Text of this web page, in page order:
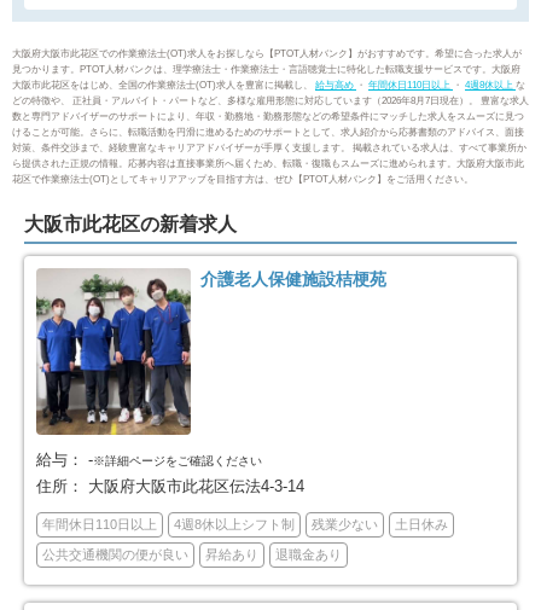
大阪市浪速区 33 大阪市西淀川区 27
大阪市東淀川区 60 大阪市東成区 45
大阪市生野区 49
大阪市城東区 大阪市阿倍野区
大阪市住吉区 48
大阪市西成区 38
大阪市鶴見区 28
大阪市平野区 49 大阪市北区 66
大阪市中央区 44 堺市全域
大阪府大阪市此花区での作業療法士(OT)求人をお探しなら【PTOT人材バンク】がおすすめです。希望に合った求人が
見つかります。PTOT人材バンクは、理学療法士・作業療法士・言語聴覚士に特化した転職支援サービスです。大阪府
大阪市此花区をはじめ、全国の作業療法士(OT)求人を豊富に掲載し、 給与高め ・ 年間休日110日以上 ・ 4週8休以上 な
どの特徴や、 正社員・アルバイト・パートなど、多様な雇用形態に対応しています（2026年8月7日現在）。 豊富な求人
数と専門アドバイザーのサポートにより、年収・勤務地・勤務形態などの希望条件にマッチした求人をスムーズに見つ
けることが可能。さらに、転職活動を円滑に進めるためのサポートとして、求人紹介から応募書類のアドバイス、面接
対策、条件交渉まで、経験豊富なキャリアアドバイザーが手厚く支援します。 掲載されている求人は、すべて事業所か
ら提供された正規の情報。応募内容は直接事業所へ届くため、転職・復職もスムーズに進められます。大阪府大阪市此
花区で作業療法士(OT)としてキャリアアップを目指す方は、ぜひ【PTOT人材バンク】をご活用ください。
大阪市此花区の新着求人
介護老人保健施設桔梗苑
給与： -※詳細ページをご確認ください
住所： 大阪府大阪市此花区伝法4-3-14
年間休日110日以上 4週8休以上シフト制 残業少ない 土日休み
公共交通機関の便が良い 昇給あり 退職金あり